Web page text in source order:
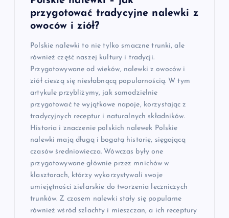
przygotować tradycyjne nalewki z
owoców i ziół?
Polskie nalewki to nie tylko smaczne trunki, ale
również część naszej kultury i tradycji.
Przygotowywane od wieków, nalewki z owoców i
ziół cieszą się niesłabnącą popularnością. W tym
artykule przybliżymy, jak samodzielnie
przygotować te wyjątkowe napoje, korzystając z
tradycyjnych receptur i naturalnych składników.
Historia i znaczenie polskich nalewek Polskie
nalewki mają długą i bogatą historię, sięgającą
czasów średniowiecza. Wówczas były one
przygotowywane głównie przez mnichów w
klasztorach, którzy wykorzystywali swoje
umiejętności zielarskie do tworzenia leczniczych
trunków. Z czasem nalewki stały się popularne
również wśród szlachty i mieszczan, a ich receptury